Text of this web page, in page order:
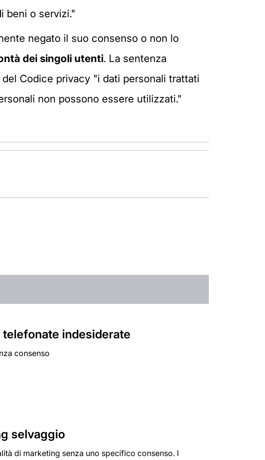
beni o servizi."
negato il suo consenso o non lo
dei singoli utenti. La sentenza
Codice privacy "i dati personali trattati
non possono essere utilizzati."
indesiderate
consenso
selvaggio
di marketing senza uno specifico consenso. I